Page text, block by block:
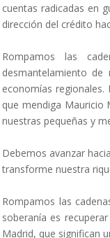
cuentas radicadas en
dirección del crédito
Rompamos las
desmantelamiento
economías
que mendiga Mauricio
nuestras pequeñas y
Debemos avanzar
transforme nuestra
Rompamos las
soberanía es
Madrid, que significan